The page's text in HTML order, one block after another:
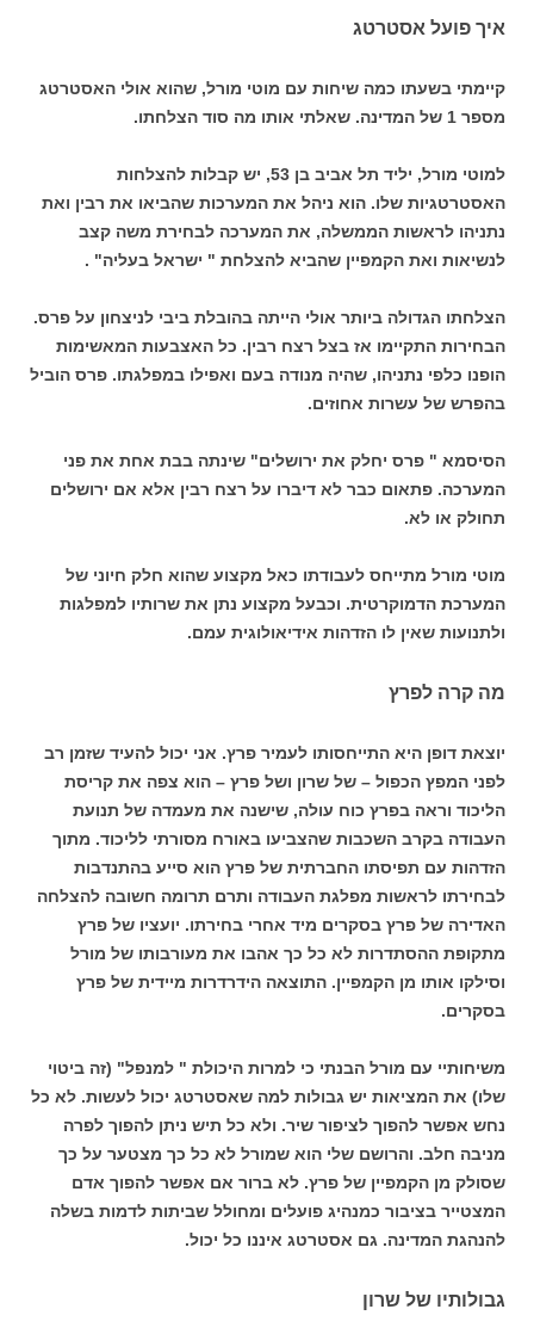
איך פועל אסטרטג
קיימתי בשעתו כמה שיחות עם מוטי מורל, שהוא אולי האסטרטג
מספר 1 של המדינה. שאלתי אותו מה סוד הצלחתו.
למוטי מורל, יליד תל אביב בן 53, יש קבלות להצלחות
האסטרטגיות שלו. הוא ניהל את המערכות שהביאו את רבין ואת
נתניהו לראשות הממשלה, את המערכה לבחירת משה קצב
לנשיאות ואת הקמפיין שהביא להצלחת " ישראל בעליה" .
הצלחתו הגדולה ביותר אולי הייתה בהובלת ביבי לניצחון על פרס.
הבחירות התקיימו אז בצל רצח רבין. כל האצבעות המאשימות
הופנו כלפי נתניהו, שהיה מנודה בעם ואפילו במפלגתו. פרס הוביל
בהפרש של עשרות אחוזים.
הסיסמא " פרס יחלק את ירושלים" שינתה בבת אחת את פני
המערכה. פתאום כבר לא דיברו על רצח רבין אלא אם ירושלים
תחולק או לא.
מוטי מורל מתייחס לעבודתו כאל מקצוע שהוא חלק חיוני של
המערכת הדמוקרטית. וכבעל מקצוע נתן את שרותיו למפלגות
ולתנועות שאין לו הזדהות אידיאולוגית עמם.
מה קרה לפרץ
יוצאת דופן היא התייחסותו לעמיר פרץ. אני יכול להעיד שזמן רב
לפני המפץ הכפול – של שרון ושל פרץ – הוא צפה את קריסת
הליכוד וראה בפרץ כוח עולה, שישנה את מעמדה של תנועת
העבודה בקרב השכבות שהצביעו באורח מסורתי לליכוד. מתוך
הזדהות עם תפיסתו החברתית של פרץ הוא סייע בהתנדבות
לבחירתו לראשות מפלגת העבודה ותרם תרומה חשובה להצלחה
האדירה של פרץ בסקרים מיד אחרי בחירתו. יועציו של פרץ
מתקופת ההסתדרות לא כל כך אהבו את מעורבותו של מורל
וסילקו אותו מן הקמפיין. התוצאה הידרדרות מיידית של פרץ
בסקרים.
משיחותיי עם מורל הבנתי כי למרות היכולת " למנפל" (זה ביטוי
שלו) את המציאות יש גבולות למה שאסטרטג יכול לעשות. לא כל
נחש אפשר להפוך לציפור שיר. ולא כל תיש ניתן להפוך לפרה
מניבה חלב. והרושם שלי הוא שמורל לא כל כך מצטער על כך
שסולק מן הקמפיין של פרץ. לא ברור אם אפשר להפוך אדם
המצטייר בציבור כמנהיג פועלים ומחולל שביתות לדמות בשלה
להנהגת המדינה. גם אסטרטג איננו כל יכול.
גבולותיו של שרון